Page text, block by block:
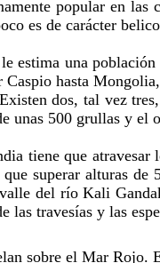
popular en
es de carácter
estima una
Caspio hasta
dos, tal vez
unas 500 grullas y el
tiene que atravesar
superar alturas
del río Kali
las travesías y las
sobre el Mar Rojo.